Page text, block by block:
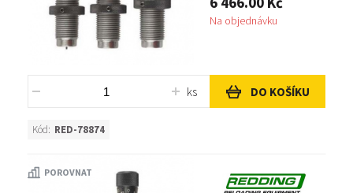
Na objednávku
ks DO KOŠÍKU
Kód: RED-78874
POROVNAT